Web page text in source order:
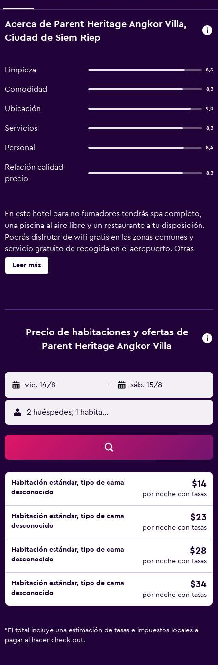
Acerca de Parent Heritage Angkor Villa,
Ciudad de Siem Riep
Limpieza 8,5
Comodidad 8,3
Ubicación 9,0
Servicios 8,3
Personal 8,4
Relación calidad-
precio
8,3
En este hotel para no fumadores tendrás spa completo,
una piscina al aire libre y un restaurante a tu disposición.
Podrás disfrutar de wifi gratis en las zonas comunes y
servicio gratuito de recogida en el aeropuerto. Otras
instalaciones incluyen un bar o lounge, un bar-cafetería y
servicios de spa. Parent Heritage Angkor Villa ofrece 30
tipo lluvia, albornoces, zapatillas y artículos de higiene
personal gratuitos. Los huéspedes pueden navegar por la
cafetera y tetera. Se ofrece servicio de limpieza todos los
días y es posible solicitar masajes en la habitación. Los
servicios de ocio y esparcimiento en este hotel incluyen
una piscina al aire libre.
Leer más
Precio de habitaciones y ofertas de
Parent Heritage Angkor Villa
vie. 14/8 - sáb. 15/8
2 huéspedes, 1 habitación
Habitación estándar, tipo de cama
desconocido
$14
por noche con tasas
Habitación estándar, tipo de cama
desconocido
$23
por noche con tasas
Habitación estándar, tipo de cama
desconocido
$28
por noche con tasas
Habitación estándar, tipo de cama
desconocido
$34
por noche con tasas
* El total incluye una estimación de tasas e impuestos locales a
pagar al hacer check-out.